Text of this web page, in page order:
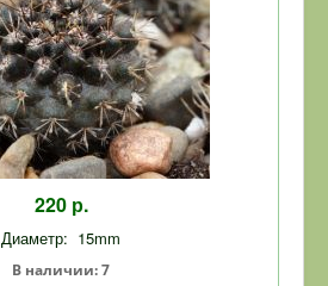
220 р.
Диаметр: 15mm
В наличии:7